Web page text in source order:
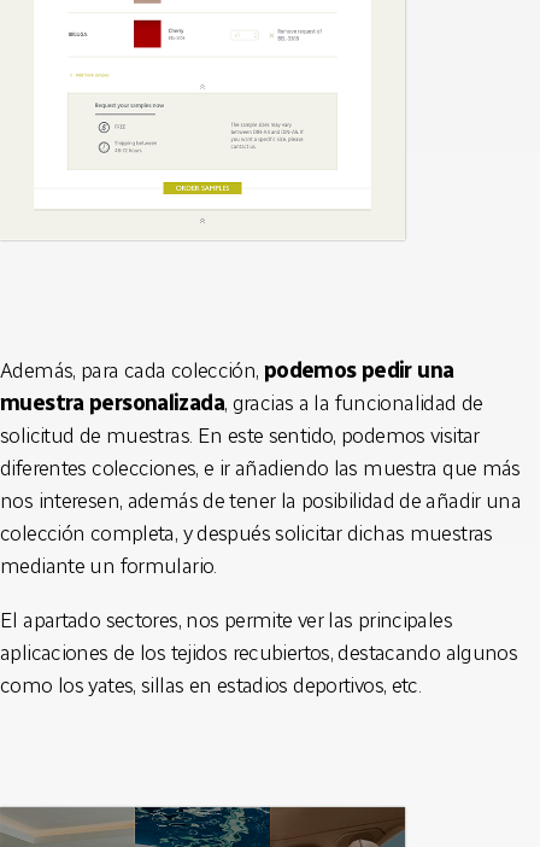
Además, para cada colección, podemos pedir una
muestra personalizada, gracias a la funcionalidad de
solicitud de muestras. En este sentido, podemos visitar
diferentes colecciones, e ir añadiendo las muestra que más
nos interesen, además de tener la posibilidad de añadir una
colección completa, y después solicitar dichas muestras
mediante un formulario.
El apartado sectores, nos permite ver las principales
aplicaciones de los tejidos recubiertos, destacando algunos
como los yates, sillas en estadios deportivos, etc.